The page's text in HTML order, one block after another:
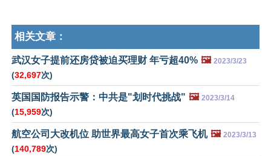
相关文章：
武汉女子提前还房贷被迫买理财 年亏超40% 🖼️ 2023/3/23
(32,697次)
英国国防报告示警：中共是"划时代挑战" 🖼️ 2023/3/14
(15,959次)
航空公司大改机位 助世界最高女子首次乘飞机 🖼️ 2023/3/13
(140,789次)